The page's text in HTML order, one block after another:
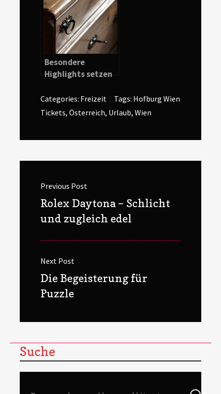
Besondere
Highlights setzen
Kommoden
Categories: Freizeit Tags: Hofburg Wien
Tickets, Österreich, Urlaub, Wien
Previous Post
Previous
post:
Rolex Daytona – Schlicht
und zugleich edel
Next Post
Next
post:
Die Begeisterung für
Puzzle
Suche